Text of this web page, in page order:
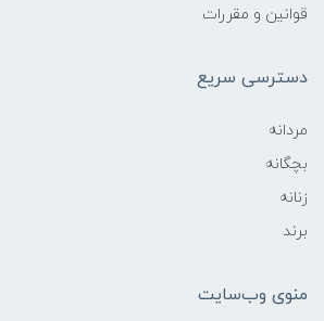
قوانین و مقررات
دسترسی سریع
مردانه
بچگانه
زنانه
برند
منوی وب‌سایت